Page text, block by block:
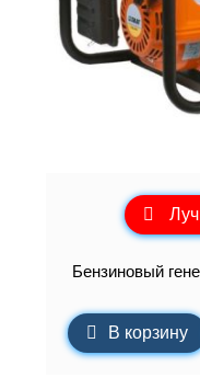
Бензиновый
В корзину